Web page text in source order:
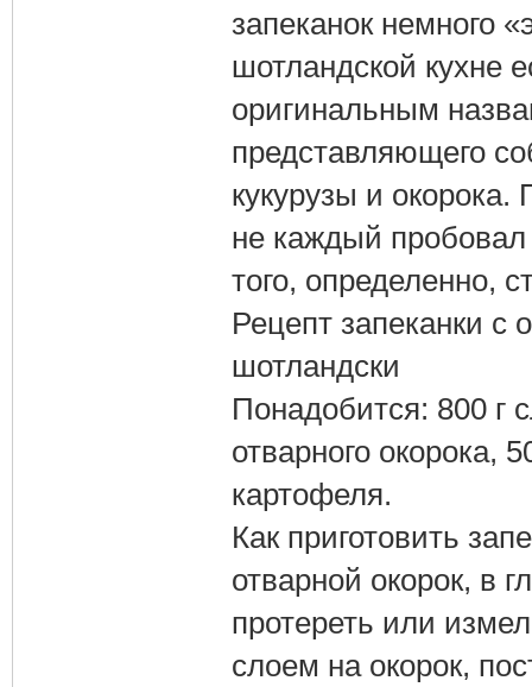
запеканок немного
шотландской кухне
оригинальным
представляющего
кукурузы и
не каждый пробовал
того, определенно,
Рецепт запеканки с
шотландски
Понадобится: 800 г
отварного окорока,
картофеля.
Как приготовить
отварной окорок, в
протереть или
слоем на окорок,